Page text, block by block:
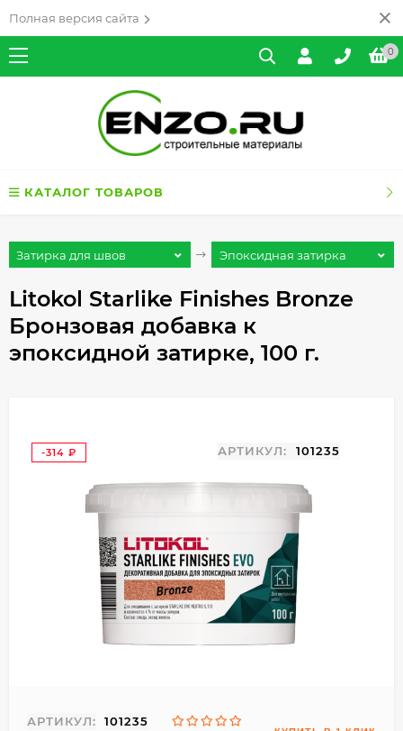
Полная версия сайта
0
КАТАЛОГ ТОВАРОВ
Затирка для швов Эпоксидная затирка
Litokol Starlike Finishes Bronze
Бронзовая добавка к
эпоксидной затирке, 100 г.
-314
АРТИКУЛ: 101235
АРТИКУЛ: 101235